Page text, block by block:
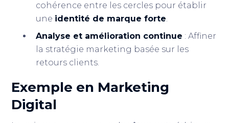
cohérence entre les cercles pour établir
une identité de marque forte.
Analyse et amélioration continue : Affiner
la stratégie marketing basée sur les
retours clients.
Exemple en Marketing
Digital